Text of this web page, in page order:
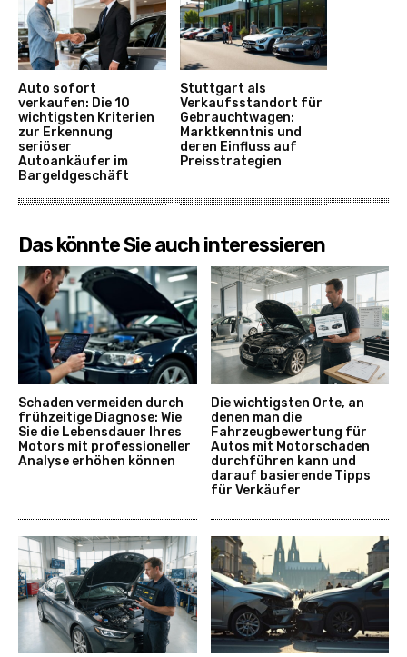
Auto sofort
verkaufen: Die 10
wichtigsten Kriterien
zur Erkennung
seriöser
Autoankäufer im
Bargeldgeschäft
Stuttgart als
Verkaufsstandort für
Gebrauchtwagen:
Marktkenntnis und
deren Einfluss auf
Preisstrategien
Das könnte Sie auch interessieren
Schaden vermeiden durch
frühzeitige Diagnose: Wie
Sie die Lebensdauer Ihres
Motors mit professioneller
Analyse erhöhen können
Die wichtigsten Orte, an
denen man die
Fahrzeugbewertung für
Autos mit Motorschaden
durchführen kann und
darauf basierende Tipps
für Verkäufer